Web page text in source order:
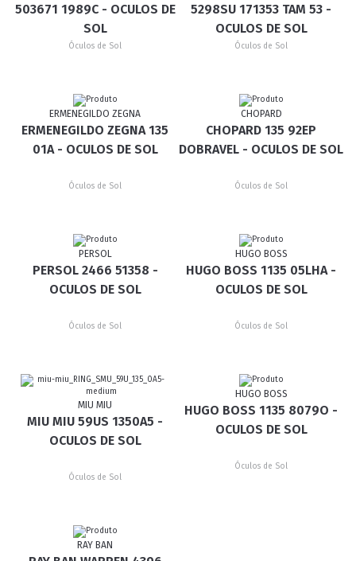
503671 1989C - OCULOS DE
SOL
Óculos de Sol
5298SU 171353 TAM 53 -
OCULOS DE SOL
Óculos de Sol
ERMENEGILDO ZEGNA
ERMENEGILDO ZEGNA 135
01A - OCULOS DE SOL
Óculos de Sol
CHOPARD
CHOPARD 135 92EP
DOBRAVEL - OCULOS DE SOL
Óculos de Sol
PERSOL
PERSOL 2466 51358 -
OCULOS DE SOL
Óculos de Sol
HUGO BOSS
HUGO BOSS 1135 05LHA -
OCULOS DE SOL
Óculos de Sol
MIU MIU
MIU MIU 59US 1350A5 -
OCULOS DE SOL
Óculos de Sol
HUGO BOSS
HUGO BOSS 1135 8079O -
OCULOS DE SOL
Óculos de Sol
RAY BAN